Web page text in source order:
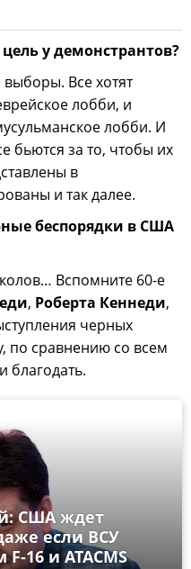
у демонстрантов?
Все хотят
лобби, и
лобби. И
бьются за то, чтобы их
в
и так далее.
беспорядки в США
Вспомните 60-е
, Роберта Кеннеди,
черных
по сравнению со всем
благодать.
США ждет
если ВСУ
16 и ATACMS